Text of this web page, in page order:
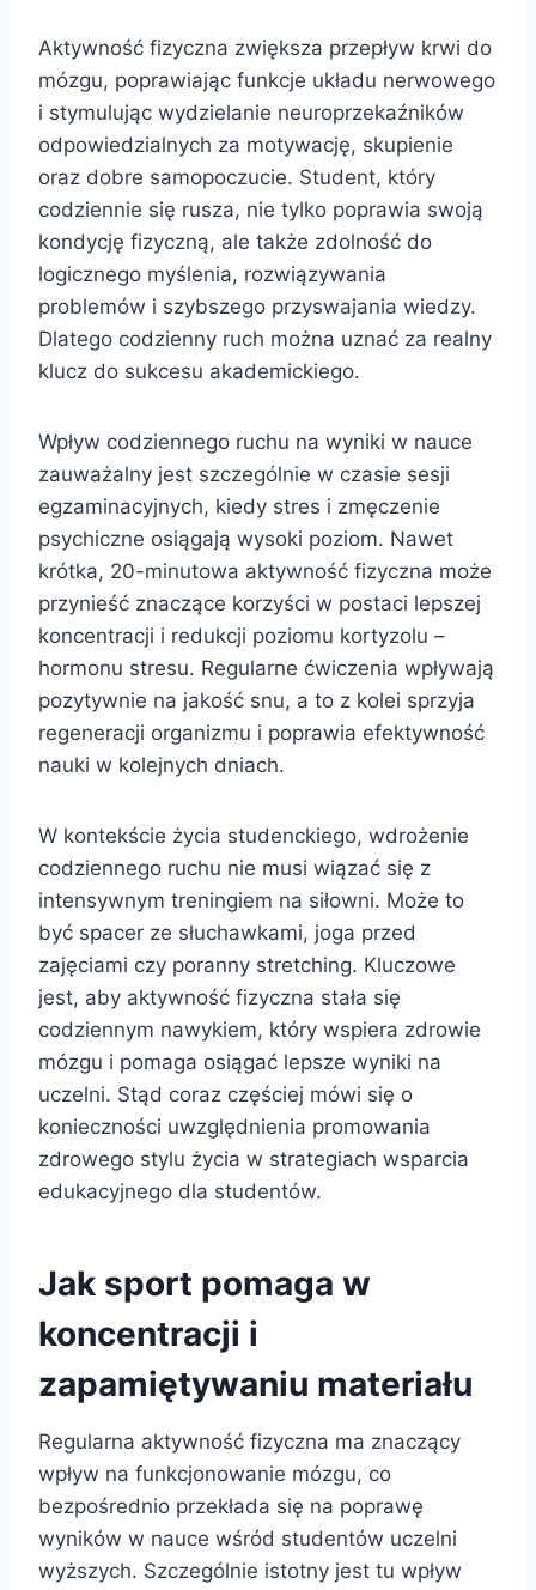
Aktywność fizyczna zwiększa przepływ krwi do
mózgu, poprawiając funkcje układu nerwowego
i stymulując wydzielanie neuroprzekaźników
odpowiedzialnych za motywację, skupienie
oraz dobre samopoczucie. Student, który
codziennie się rusza, nie tylko poprawia swoją
kondycję fizyczną, ale także zdolność do
logicznego myślenia, rozwiązywania
problemów i szybszego przyswajania wiedzy.
Dlatego codzienny ruch można uznać za realny
klucz do sukcesu akademickiego.
Wpływ codziennego ruchu na wyniki w nauce
zauważalny jest szczególnie w czasie sesji
egzaminacyjnych, kiedy stres i zmęczenie
psychiczne osiągają wysoki poziom. Nawet
krótka, 20-minutowa aktywność fizyczna może
przynieść znaczące korzyści w postaci lepszej
koncentracji i redukcji poziomu kortyzolu –
hormonu stresu. Regularne ćwiczenia wpływają
pozytywnie na jakość snu, a to z kolei sprzyja
regeneracji organizmu i poprawia efektywność
nauki w kolejnych dniach.
W kontekście życia studenckiego, wdrożenie
codziennego ruchu nie musi wiązać się z
intensywnym treningiem na siłowni. Może to
być spacer ze słuchawkami, joga przed
zajęciami czy poranny stretching. Kluczowe
jest, aby aktywność fizyczna stała się
codziennym nawykiem, który wspiera zdrowie
mózgu i pomaga osiągać lepsze wyniki na
uczelni. Stąd coraz częściej mówi się o
konieczności uwzględnienia promowania
zdrowego stylu życia w strategiach wsparcia
edukacyjnego dla studentów.
Jak sport pomaga w
koncentracji i
zapamiętywaniu materiału
Regularna aktywność fizyczna ma znaczący
wpływ na funkcjonowanie mózgu, co
bezpośrednio przekłada się na poprawę
wyników w nauce wśród studentów uczelni
wyższych. Szczególnie istotny jest tu wpływ